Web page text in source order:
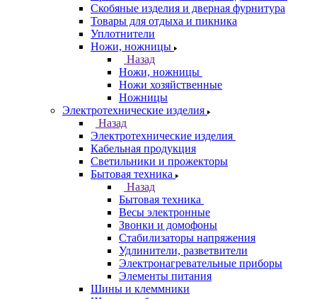
Скобяные изделия и дверная фурнитура
Товары для отдыха и пикника
Уплотнители
Ножи, ножницы
Назад
Ножи, ножницы
Ножи хозяйственные
Ножницы
Электротехнические изделия
Назад
Электротехнические изделия
Кабельная продукция
Светильники и прожекторы
Бытовая техника
Назад
Бытовая техника
Весы электронные
Звонки и домофоны
Стабилизаторы напряжения
Удлинители, разветвители
Электронагревательные приборы
Элементы питания
Шины и клеммники